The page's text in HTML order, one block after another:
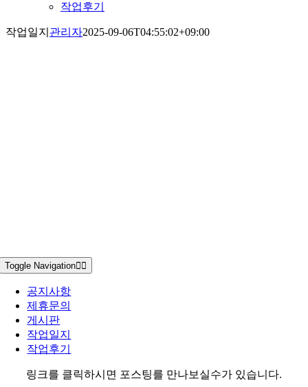
작업후기
작업일지 관리자2025-09-06T04:55:02+09:00
Toggle Navigation
공지사항
제휴문의
게시판
작업일지
작업후기
링크를 클릭하시면 포스팅를 만나보실수가 있습니다.